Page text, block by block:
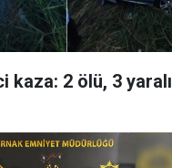
kaza: 2 ölü, 3 yaralı